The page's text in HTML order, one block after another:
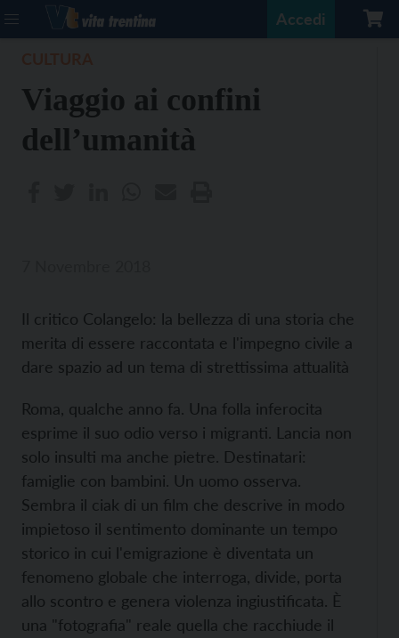
Accedi
Viaggio ai confini
dell’umanità
Il critico Colangelo: la bellezza di una storia che
merita di essere raccontata e l'impegno civile a
dare spazio ad un tema di strettissima attualità
Roma, qualche anno fa. Una folla inferocita
esprime il suo odio verso i migranti. Lancia non
solo insulti ma anche pietre. Destinatari:
famiglie con bambini. Un uomo osserva.
Sembra il ciak di un film che descrive in modo
impietoso il sentimento dominante un tempo
storico in cui l'emigrazione è diventata un
fenomeno globale che interroga, divide, porta
allo scontro e genera violenza ingiustificata. È
una "fotografia" reale quella che racchiude il